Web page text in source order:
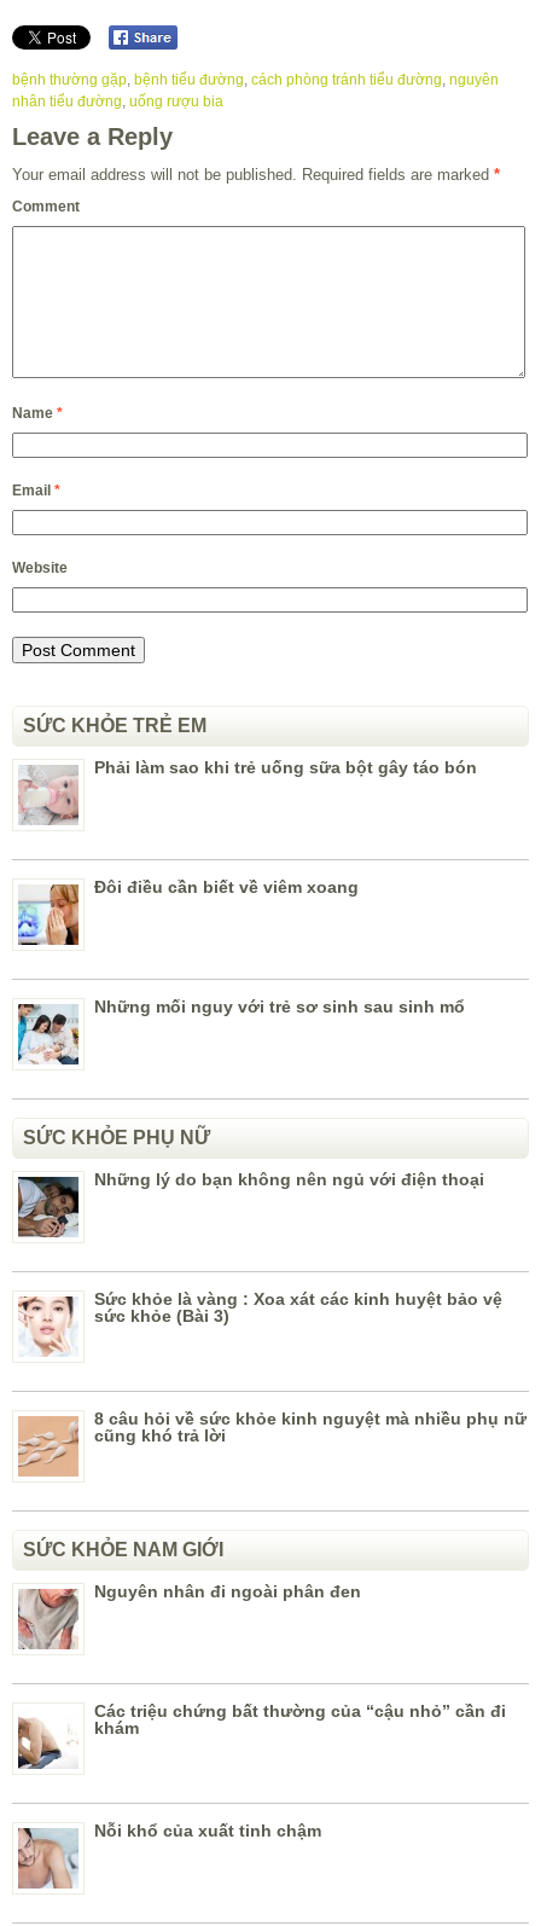
bệnh thường gặp bệnh tiểu đường cách phòng tránh tiểu đường nguyên
nhân tiểu đường uống rượu bia
Leave a Reply
Your email address will not be published. Required fields are marked *
Comment
Name *
Email *
Website
SỨC KHỎE TRẺ EM
Phải làm sao khi trẻ uống sữa bột gây táo bón
Đôi điều cần biết về viêm xoang
Những mối nguy với trẻ sơ sinh sau sinh mổ
SỨC KHỎE PHỤ NỮ
Những lý do bạn không nên ngủ với điện thoại
Sức khỏe là vàng : Xoa xát các kinh huyệt bảo vệ
sức khỏe (Bài 3)
8 câu hỏi về sức khỏe kinh nguyệt mà nhiều phụ nữ
cũng khó trả lời
SỨC KHỎE NAM GIỚI
Nguyên nhân đi ngoài phân đen
Các triệu chứng bất thường của “cậu nhỏ” cần đi
khám
Nỗi khổ của xuất tinh chậm